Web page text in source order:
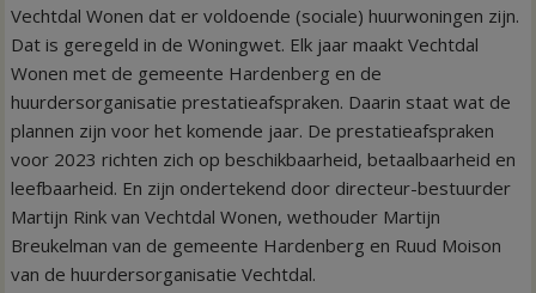
Vechtdal Wonen dat er voldoende (sociale) huurwoningen zijn.
Dat is geregeld in de Woningwet. Elk jaar maakt Vechtdal
Wonen met de gemeente Hardenberg en de
huurdersorganisatie prestatieafspraken. Daarin staat wat de
plannen zijn voor het komende jaar. De prestatieafspraken
voor 2023 richten zich op beschikbaarheid, betaalbaarheid en
leefbaarheid. En zijn ondertekend door directeur-bestuurder
Martijn Rink van Vechtdal Wonen, wethouder Martijn
Breukelman van de gemeente Hardenberg en Ruud Moison
van de huurdersorganisatie Vechtdal.